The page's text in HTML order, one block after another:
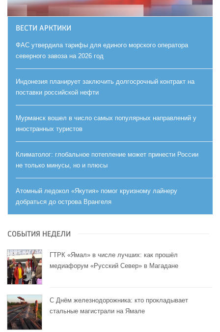
ВЕСТИ АРКТИКИ
ФАС утвердила тарифы для единого морского оператора
северного завоза на 2026 год
Индонезия планирует заключить долгосрочный контракт на
поставки российской нефти
Мурманск вошел в число самых популярных направлений у
иностранных туристов
Климатолог: глобальное потепление может принести России
не только минусы, но и плюсы
Атомный ледокол «Якутия» помог круизному лайнеру
добраться до острова Врангеля
СОБЫТИЯ НЕДЕЛИ
ГТРК «Ямал» в числе лучших: как прошёл
медиафорум «Русский Север» в Магадане
С Днём железнодорожника: кто прокладывает
стальные магистрали на Ямале